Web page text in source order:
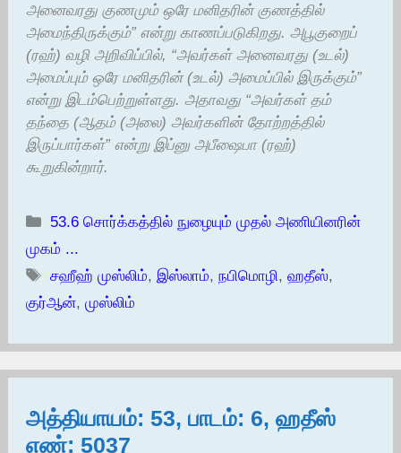
அனைவரது குணமும் ஒரே மனிதரின் குணத்தில்
அமைந்திருக்கும்” என்று காணப்படுகிறது. அபூகுறைப்
(ரஹ்) வழி அறிவிப்பில், “அவர்கள் அனைவரது (உடல்)
அமைப்பும் ஒரே மனிதரின் (உடல்) அமைப்பில் இருக்கும்”
என்று இடம்பெற்றுள்ளது. அதாவது “அவர்கள் தம்
தந்தை (ஆதம் (அலை) அவர்களின் தோற்றத்தில்
இருப்பார்கள்” என்று இப்னு அபீஷைபா (ரஹ்)
கூறுகின்றார்.
Categories
53.6 சொர்க்கத்தில் நுழையும் முதல் அணியினரின்
முகம் ...
Tags
சஹீஹ் முஸ்லிம், இஸ்லாம்,நபிமொழி,ஹதீஸ்,
குர்ஆன், முஸ்லிம்
அத்தியாயம்: 53, பாடம்: 6, ஹதீஸ்
எண்: 5037